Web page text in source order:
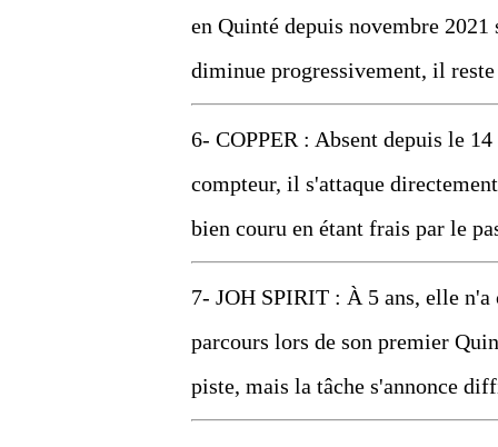
en Quinté depuis novembre 2021
diminue progressivement, il
6- COPPER : Absent depuis le
compteur, il s'attaque
bien couru en étant frais par le
7- JOH SPIRIT : À 5 ans, elle
parcours lors de son premier
piste, mais la tâche s'annonce